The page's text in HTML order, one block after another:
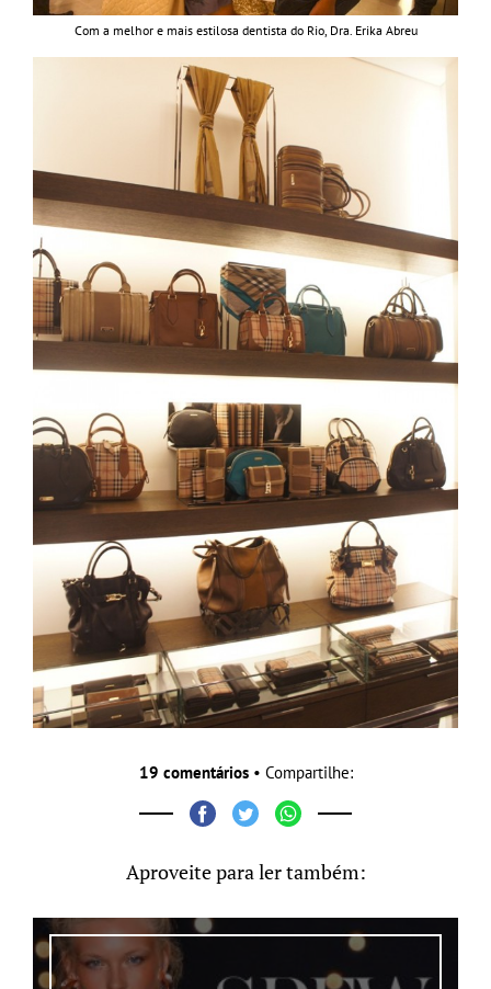
Com a melhor e mais estilosa dentista do Rio, Dra. Erika Abreu
19 comentários• Compartilhe:
Aproveite para ler também: